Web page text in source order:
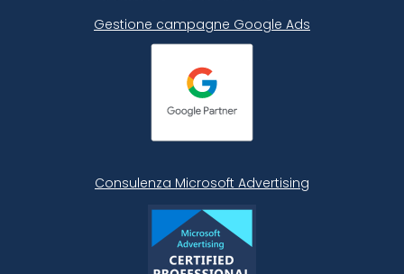
Gestione campagne Google Ads
Consulenza Microsoft Advertising